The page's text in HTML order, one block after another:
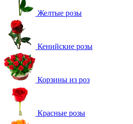
Желтые розы
Кенийские розы
Корзины из роз
Красные розы